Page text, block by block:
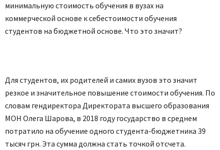
минимальную стоимость обучения в вузах на
коммерческой основе к себестоимости обучения
студентов на бюджетной основе. Что это значит?
Для студентов, их родителей и самих вузов это значит
резкое и значительное повышение стоимости обучения. По
словам гендиректора Директората высшего образования
МОН Олега Шарова, в 2018 году государство в среднем
потратило на обучение одного студента-бюджетника 39
тысяч грн. Эта сумма должна стать точкой отсчета.